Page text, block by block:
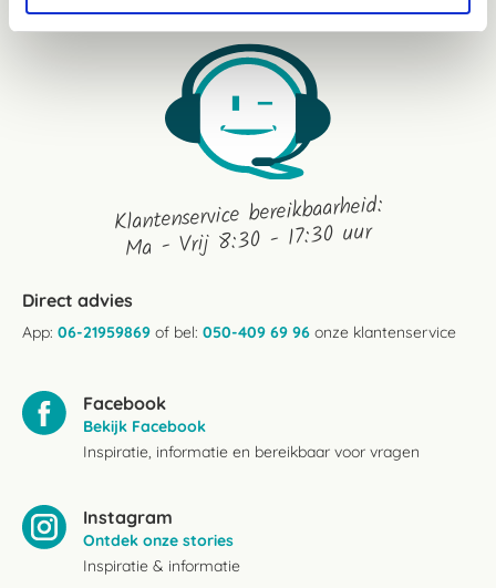
Klantenservice bereikbaarheid:
Ma - Vrij 8:30 - 17:30 uur
Direct advies
App: 06-21959869 of bel: 050-409 69 96 onze klantenservice
Facebook
Bekijk Facebook
Inspiratie, informatie en bereikbaar voor vragen
Instagram
Ontdek onze stories
Inspiratie & informatie